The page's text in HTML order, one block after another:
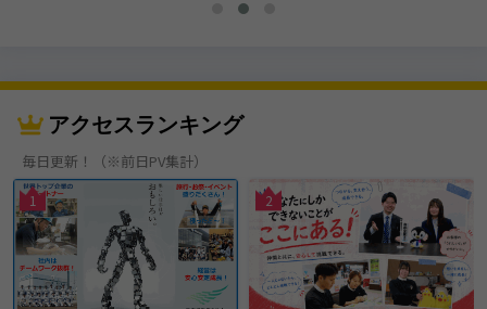
多くの廃棄物が発生しています。
例えば、決まった曜日に出すゴミ、使わなくなった
家電製品。
これは廃棄物の一例です。
今、私たちの生活と共に発生するこれら「廃棄物」の
処理が、世界的に大きな問題となっています。
このサイクルを地球規模で解決し、環境負荷を減らす
ためには、限られた資源を効率よく再利用する
アクセスランキング
毎日更新！（※前日PV集計）
1 2